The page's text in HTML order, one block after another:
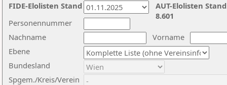
Nachname
Vorname
Ebene
Personennummer
Bundesland
Spgem./Kreis/Verein
AUT-Elolisten
8.601
FIDE-Elolisten Stand